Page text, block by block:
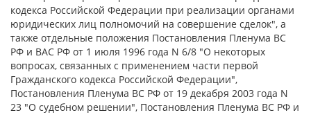
кодекса Российской Федерации при реализации органами
юридических лиц полномочий на совершение сделок", а
также отдельные положения Постановления Пленума ВС
РФ и ВАС РФ от 1 июля 1996 года N 6/8 "О некоторых
вопросах, связанных с применением части первой
Гражданского кодекса Российской Федерации",
Постановления Пленума ВС РФ от 19 декабря 2003 года N
23 "О судебном решении", Постановления Пленума ВС РФ и